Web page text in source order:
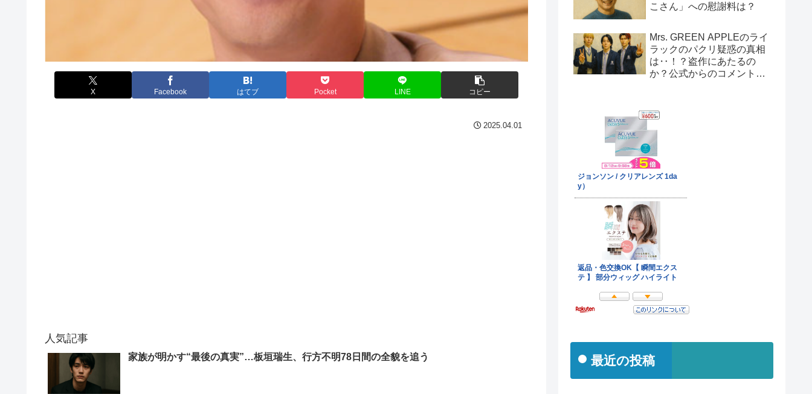
X Facebook はてブ Pocket LINE コピー
2025.04.01
人気記事
家族が明かす“最後の真実”…板垣瑞生、行方不明78日間の全貌を追う
こさん」への慰謝料は？
Mrs. GREEN APPLEのライ
ラックのパクリ疑惑の真相
は‥！？盗作にあたるの
か？公式からのコメント
最近の投稿